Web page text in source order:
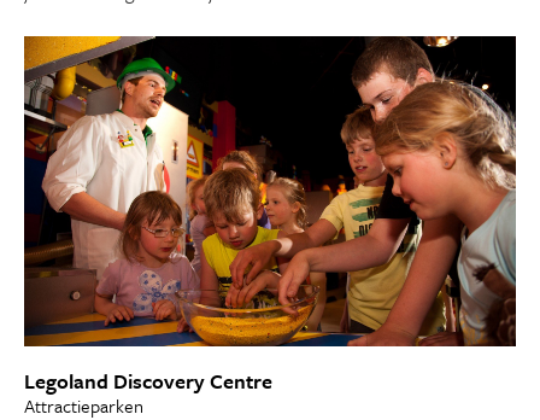
Legoland Discovery Centre
Attractieparken